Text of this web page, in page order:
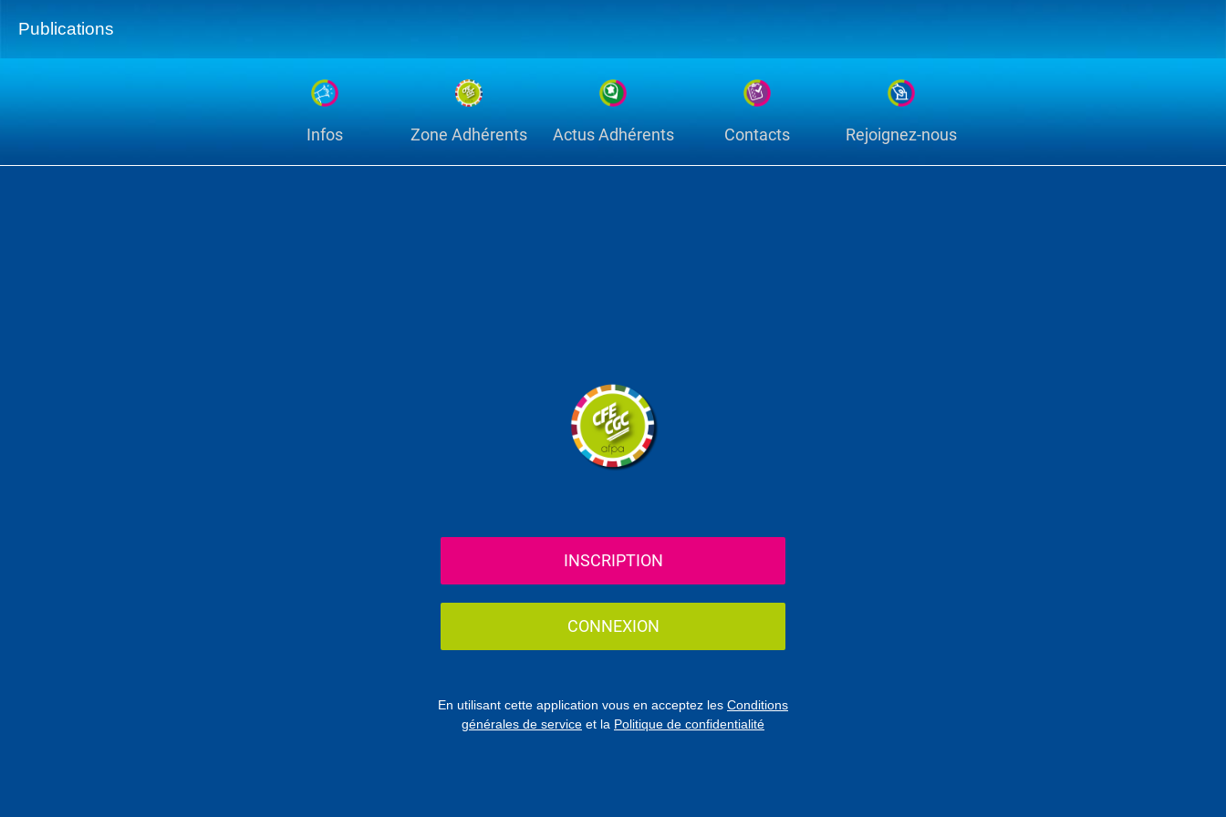
Publications
Infos Zone Adhérents Actus Adhérents Contacts Rejoignez-nous
INSCRIPTION
CONNEXION
En utilisant cette application vous en acceptez les Conditions
générales de service et la Politique de confidentialité